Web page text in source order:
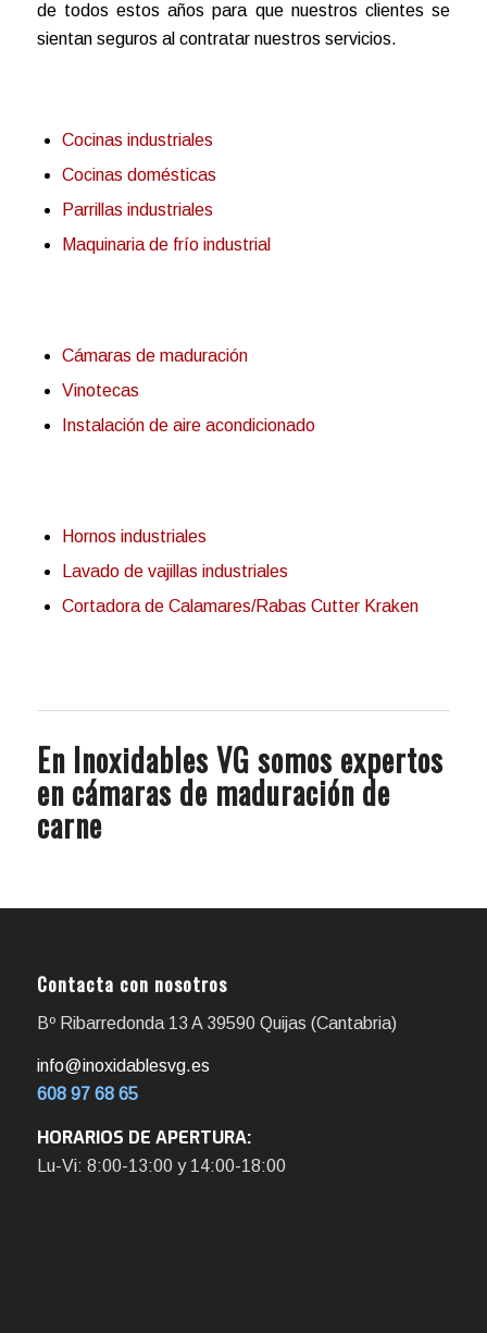
de todos estos años para que nuestros clientes se
sientan seguros al contratar nuestros servicios.
Cocinas industriales
Cocinas domésticas
Parrillas industriales
Maquinaria de frío industrial
Cámaras de maduración
Vinotecas
Instalación de aire acondicionado
Hornos industriales
Lavado de vajillas industriales
Cortadora de Calamares/Rabas Cutter Kraken
En Inoxidables VG somos expertos
en cámaras de maduración de
carne
Contacta con nosotros
Bº Ribarredonda 13 A 39590 Quijas (Cantabria)
info@inoxidablesvg.es
608 97 68 65
HORARIOS DE APERTURA:
Lu-Vi: 8:00-13:00 y 14:00-18:00